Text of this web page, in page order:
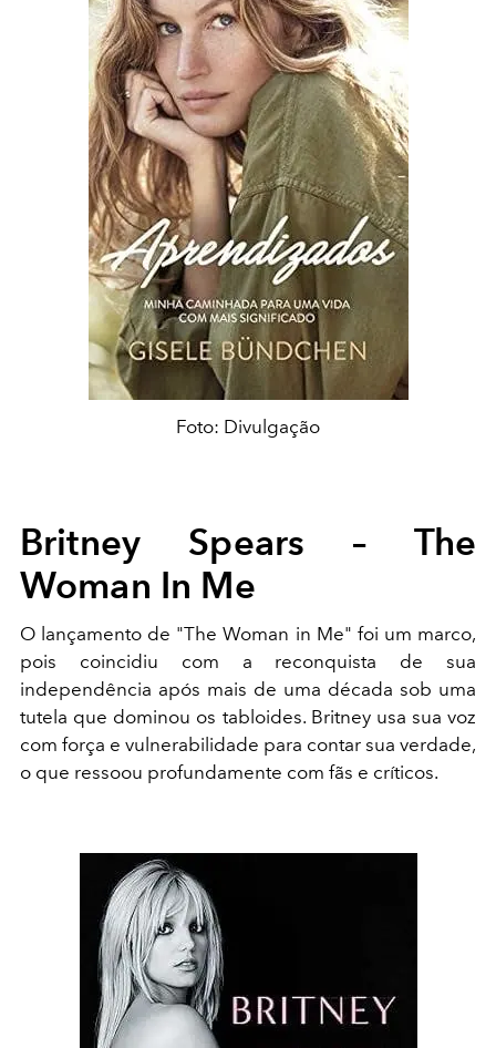
Foto: Divulgação
Britney Spears – The
Woman In Me
O lançamento de "The Woman in Me" foi um marco,
pois coincidiu com a reconquista de sua
independência após mais de uma década sob uma
tutela que dominou os tabloides. Britney usa sua voz
com força e vulnerabilidade para contar sua verdade,
o que ressoou profundamente com fãs e críticos.